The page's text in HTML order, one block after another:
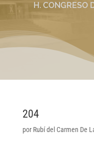
H. CONGRESO
204
por Rubí del Carmen De